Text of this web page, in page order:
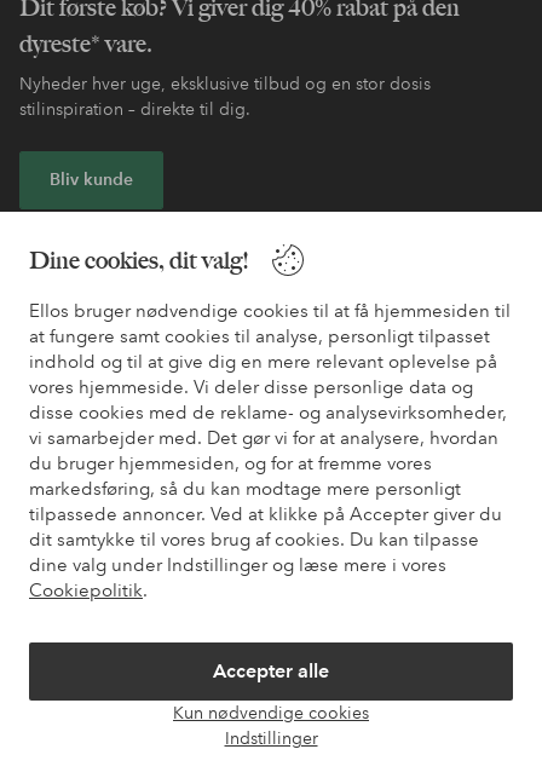
Dine cookies, dit valg!
Ellos bruger nødvendige cookies til at få hjemmesiden til
at fungere samt cookies til analyse, personligt tilpasset
indhold og til at give dig en mere relevant oplevelse på
vores hjemmeside. Vi deler disse personlige data og
disse cookies med de reklame- og analysevirksomheder,
vi samarbejder med. Det gør vi for at analysere, hvordan
du bruger hjemmesiden, og for at fremme vores
markedsføring, så du kan modtage mere personligt
tilpassede annoncer. Ved at klikke på Accepter giver du
dit samtykke til vores brug af cookies. Du kan tilpasse
dine valg under Indstillinger og læse mere i vores
Cookiepolitik.
Accepter alle
Kun nødvendige cookies
Indstillinger
Dit første køb? Vi giver dig 40% rabat på den
dyreste* vare.
Nyheder hver uge, eksklusive tilbud og en stor dosis
stilinspiration – direkte til dig.
Bliv kunde
Har du brug for hjælp?
Du kan finde svar på de oftest stillede spørgsmål i vores FAQ.
Du kan også finde oplysninger om, hvordan du kontakter os.
Kundeservice Bestilling Betalingsmåde
Mine sider